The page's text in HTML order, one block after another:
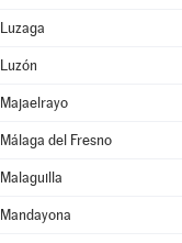
Luzaga
Luzón
Majaelrayo
Málaga del Fresno
Malaguilla
Mandayona